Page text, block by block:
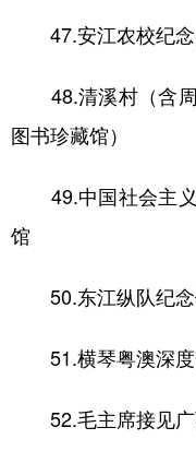
47.安江农校纪念
48.清溪村（含周
图书珍藏馆）
49.中国社会主义
馆
50.东江纵队纪念
51.横琴粤澳深度
52.毛主席接见广